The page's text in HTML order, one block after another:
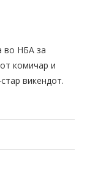
во НБА за
комичар и
викендот.